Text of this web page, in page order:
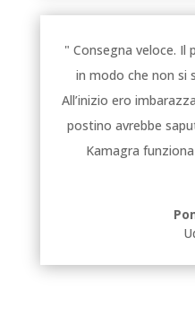
" Consegna veloce.
in modo che non si
All’inizio ero
postino avrebbe
Kamagra